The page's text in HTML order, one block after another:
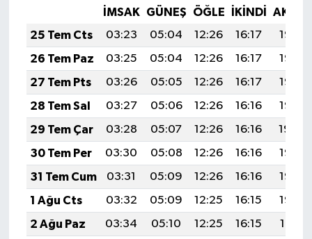
İMSAK GÜNEŞ ÖĞLE İKINDI
25 Tem Cts
03:23 05:04 12:26 16:17
19:38
26 Tem Paz
03:25 05:04 12:26 16:17
19:37
27 Tem Pts
03:26 05:05 12:26 16:17
19:36
28 Tem Sal
03:27 05:06 12:26 16:16
19:35
29 Tem Çar
03:28 05:07 12:26 16:16
19:34
30 Tem Per
03:30 05:08 12:26 16:16
19:33
31 Tem Cum
03:31 05:09 12:26 16:16
19:33
1 Ağu Cts
03:32 05:09 12:25 16:15
19:32
2 Ağu Paz
03:34 05:10 12:25 16:15
19:31
SİVİL TOPLUM
SEÇİM 2014
KİM KİMDİR
ÇEK GÖNDER
KİTAP
HEDEF2020
OTOMOBİL